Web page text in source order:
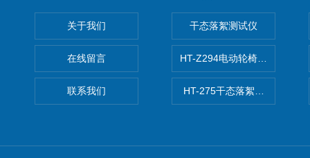
关于我们
在线留言
联系我们
干态落絮测试仪
HT-Z294电动轮椅车耗电量测
HT-275干态落絮测试仪